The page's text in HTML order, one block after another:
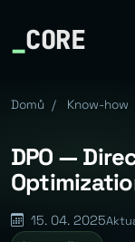
_CORE
Domů / Know-how
DPO —
15. 04. 2025